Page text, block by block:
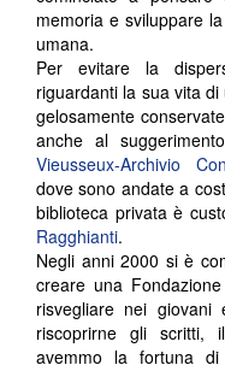
memoria e sviluppare
umana.
Per evitare la
riguardanti la sua vita
gelosamente
anche al
Vieusseux-Archivio
dove sono andate a
biblioteca privata è
Ragghianti.
Negli anni 2000 si è
creare una
risvegliare nei
riscoprirne gli scritti,
avemmo la fortuna